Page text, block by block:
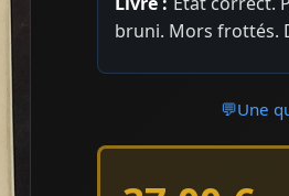
bruni. Mors frottés.
💬Une